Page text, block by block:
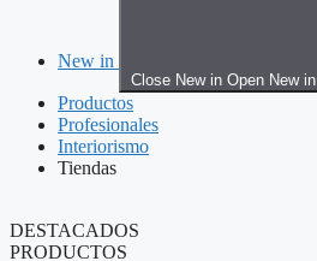
New in
Close New in Open New in
Productos
Profesionales
Interiorismo
Tiendas
DESTACADOS
PRODUCTOS